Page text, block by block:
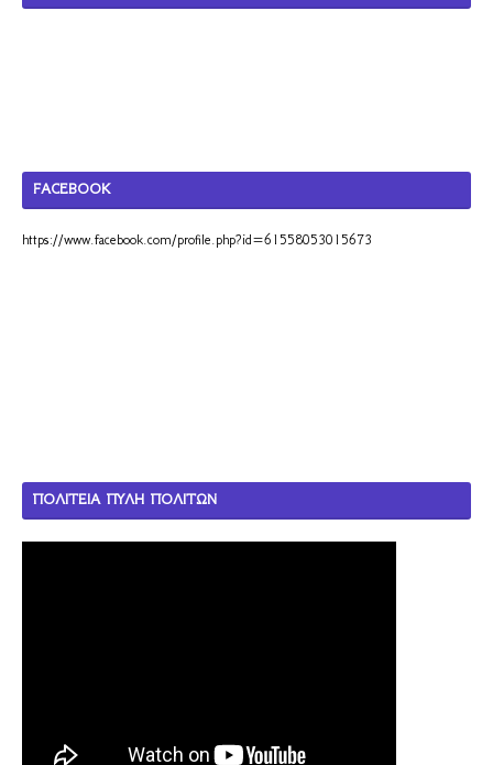
FACEBOOK
https://www.facebook.com/profile.php?id=61558053015673
ΠΟΛΙΤΕΙΑ ΠΥΛΗ ΠΟΛΙΤΩΝ